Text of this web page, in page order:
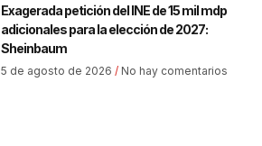
Exagerada petición del INE de 15 mil mdp
adicionales para la elección de 2027:
Sheinbaum
5 de agosto de 2026 No hay comentarios